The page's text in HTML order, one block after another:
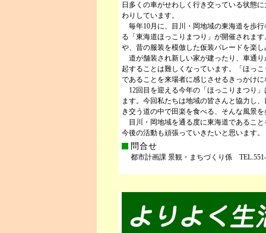
日多くの車がせわしく行き交っている状態
わりしています。
毎年10月に、目川・岡地域の東海道を歩行
る「東海道ほっこりまつり」が開催されま
や、昔の服装を模倣した仮装パレードを楽
道が舗装され新しい家が建ったり、車通
起することは難しくなっています。「ほっ
であることを来場者に感じさせるきっかけ
12回目を迎える今年の「ほっこりまつり
ます。今回私たちは地域の皆さんと協力し
き交う道の中で田楽を食べる、そんな風景
目川・岡地域を通る度に東海道であるこ
今後の活動も頑張っていきたいと思います。
問合せ
都市計画課 景観・まちづくり係